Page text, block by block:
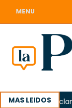
MENU
MAS LEIDOS
Odarda reclamó